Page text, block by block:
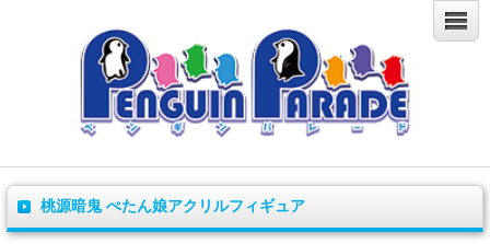
桃源暗鬼 ぺたん娘アクリルフィギュア